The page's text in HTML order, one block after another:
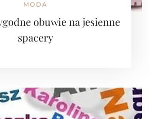
MODA
obuwie na jesienne
spacery